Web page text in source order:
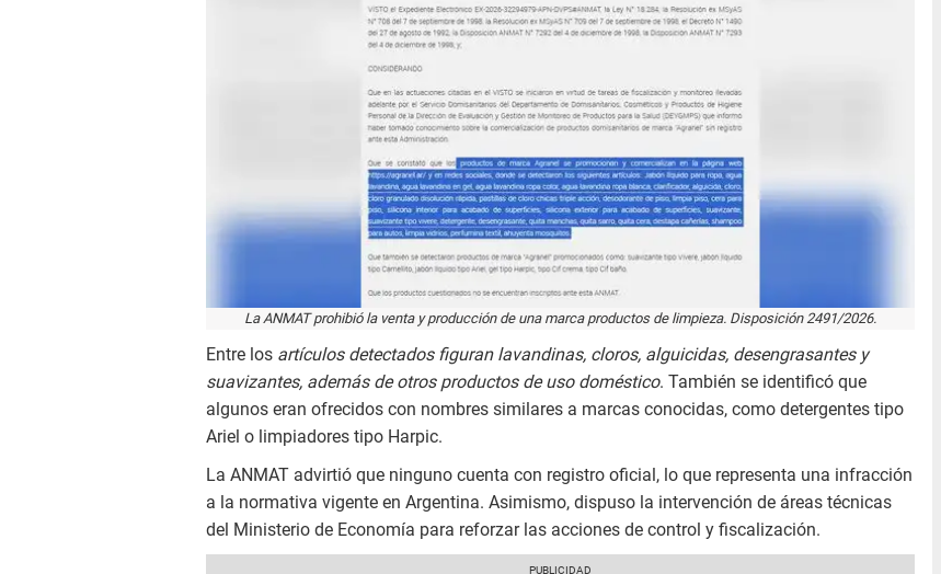
La ANMAT prohibió la venta y producción de una marca productos de limpieza. Disposición 2491/2026.
Entre los artículos detectados figuran lavandinas, cloros, alguicidas, desengrasantes y
suavizantes, además de otros productos de uso doméstico. También se identificó que
algunos eran ofrecidos con nombres similares a marcas conocidas, como detergentes tipo
Ariel o limpiadores tipo Harpic.
La ANMAT advirtió que ninguno cuenta con registro oficial, lo que representa una infracción
a la normativa vigente en Argentina. Asimismo, dispuso la intervención de áreas técnicas
del Ministerio de Economía para reforzar las acciones de control y fiscalización.